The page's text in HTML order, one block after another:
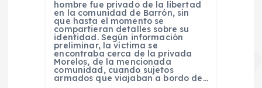
hombre fue privado de la libertad
en la comunidad de Barrón, sin
que hasta el momento se
compartieran detalles sobre su
identidad. Según información
preliminar, la víctima se
encontraba cerca de la privada
Morelos, de la mencionada
comunidad, cuando sujetos
armados que viajaban a bordo de…